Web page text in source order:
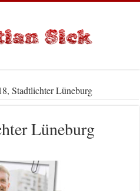
Stadtlichter Lüneburg
Lüneburg